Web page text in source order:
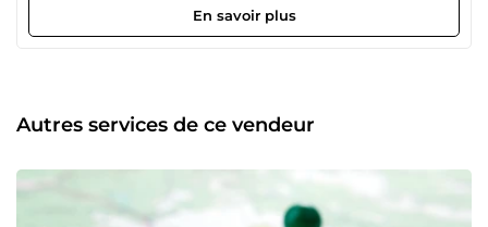
réservées aux grandes entreprises ! Depuis 2017, nous
travaillons auprès de centaines d'entrepreneurs pour vous
localisés en Région Parisienne 6 commerciaux, et plus de
200 entreprises accompagnées via ComeUp 6
prêt(e) à franchir un cap commercial, vous êtes au bon
En savoir plus
Autres services de ce vendeur